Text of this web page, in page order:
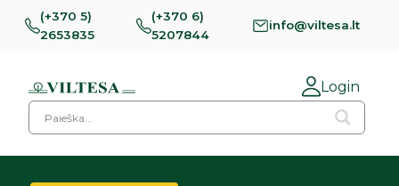
(+370 5)
2653835
(+370 6)
5207844
info@viltesa.lt
Login